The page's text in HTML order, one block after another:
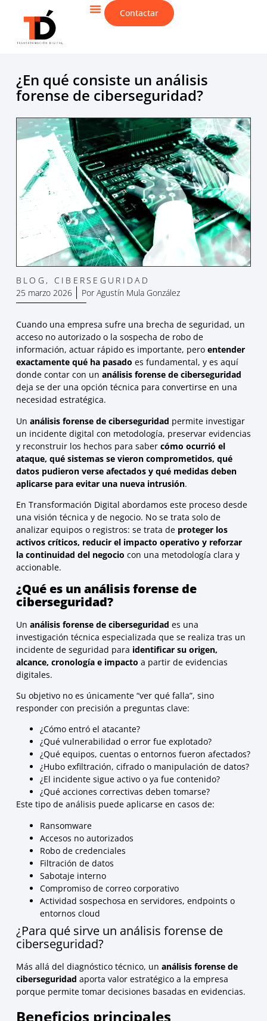
Contactar
¿En qué consiste un análisis
forense de ciberseguridad?
BLOG , CIBERSEGURIDAD
25 marzo 2026
PorAgustín Mula González
Cuando una empresa sufre una brecha de seguridad, un
acceso no autorizado o la sospecha de robo de
información, actuar rápido es importante, pero entender
exactamente qué ha pasado es fundamental, y es aquí
donde contar con un análisis forense de ciberseguridad
deja se der una opción técnica para convertirse en una
necesidad estratégica.
Un análisis forense de ciberseguridad permite investigar
un incidente digital con metodología, preservar evidencias
y reconstruir los hechos para saber cómo ocurrió el
ataque, qué sistemas se vieron comprometidos, qué
datos pudieron verse afectados y qué medidas deben
aplicarse para evitar una nueva intrusión.
En Transformación Digital abordamos este proceso desde
una visión técnica y de negocio. No se trata solo de
analizar equipos o registros: se trata de proteger los
activos críticos, reducir el impacto operativo y reforzar
la continuidad del negocio con una metodología clara y
accionable.
¿Qué es un análisis forense de
ciberseguridad?
Un análisis forense de ciberseguridad es una
investigación técnica especializada que se realiza tras un
incidente de seguridad para identificar su origen,
alcance, cronología e impacto a partir de evidencias
digitales.
Su objetivo no es únicamente “ver qué falla”, sino
responder con precisión a preguntas clave:
¿Cómo entró el atacante?
¿Qué vulnerabilidad o error fue explotado?
¿Qué equipos, cuentas o entornos fueron afectados?
¿Hubo exfiltración, cifrado o manipulación de datos?
¿El incidente sigue activo o ya fue contenido?
¿Qué acciones correctivas deben tomarse?
Este tipo de análisis puede aplicarse en casos de:
Ransomware
Accesos no autorizados
Robo de credenciales
Filtración de datos
Sabotaje interno
Compromiso de correo corporativo
Actividad sospechosa en servidores, endpoints o
entornos cloud
¿Para qué sirve un análisis forense de
ciberseguridad?
Más allá del diagnóstico técnico, un análisis forense de
ciberseguridad aporta valor estratégico a la empresa
porque permite tomar decisiones basadas en evidencias.
Beneficios principales